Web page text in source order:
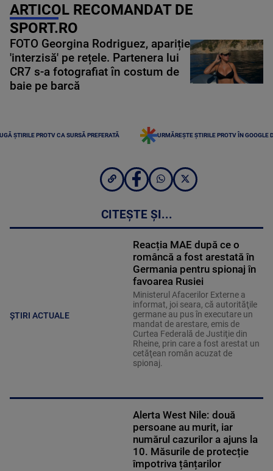
ARTICOL RECOMANDAT DE
SPORT.RO
FOTO Georgina Rodriguez, apariție
'interzisă' pe rețele. Partenera lui
CR7 s-a fotografiat în costum de
baie pe barcă
ȘTIRILE PROTV CA SURSĂ PREFERATĂ URMĂREȘTE ȘTIRILE PROTV ÎN GOOGLE
CITEȘTE ȘI...
ȘTIRI ACTUALE
Reacția MAE după ce o
româncă a fost arestată în
Germania pentru spionaj în
favoarea Rusiei
Ministerul Afacerilor Externe a
informat, joi seara, că autorităţile
germane au pus în executare un
mandat de arestare, emis de
Curtea Federală de Justiţie din
Rheine, prin care a fost arestat un
cetăţean român acuzat de
spionaj.
Alerta West Nile: două
persoane au murit, iar
numărul cazurilor a ajuns la
10. Măsurile de protecție
împotriva țânțarilor